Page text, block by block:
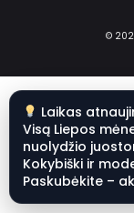
©
Laikas
Visą Liepos
nuolydžio
Kokybiški ir
Paskubėkite –